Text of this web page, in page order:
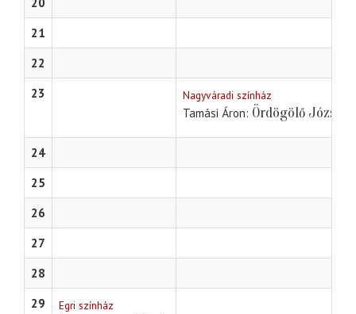
20
21
22
23
Nagyváradi színház
Tamási Áron Ördögölő Józsiás
24
25
26
27
28
29
Egri színház